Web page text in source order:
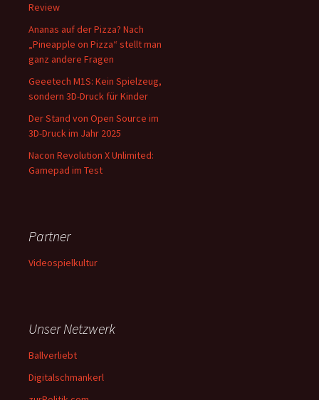
Review
Ananas auf der Pizza? Nach
„Pineapple on Pizza“ stellt man
ganz andere Fragen
Geeetech M1S: Kein Spielzeug,
sondern 3D-Druck für Kinder
Der Stand von Open Source im
3D-Druck im Jahr 2025
Nacon Revolution X Unlimited:
Gamepad im Test
Partner
Videospielkultur
Unser Netzwerk
Ballverliebt
Digitalschmankerl